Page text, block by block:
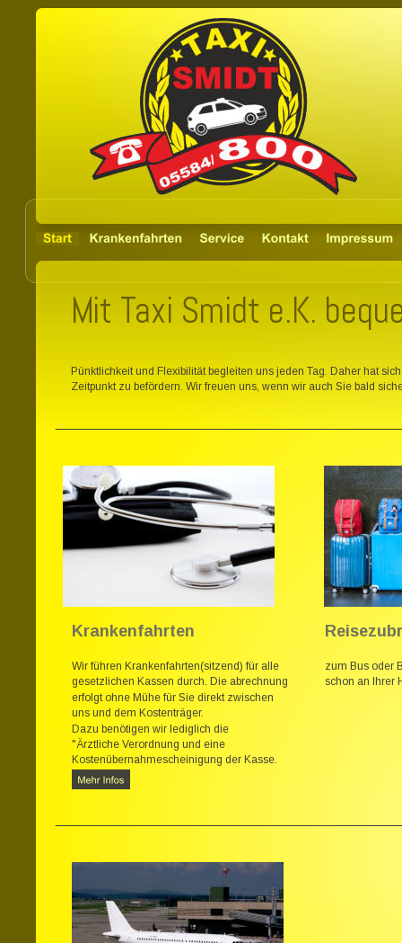
Mit Taxi Smidt e.K.
Pünktlichkeit und Flexibilität begleiten uns jeden Tag. Daher hat
Zeitpunkt zu befördern. Wir freuen uns, wenn wir auch Sie bald
Krankenfahrten
Wir führen Krankenfahrten(sitzend) für alle
gesetzlichen Kassen durch. Die abrechnung
erfolgt ohne Mühe für Sie direkt zwischen
uns und dem Kostenträger.
Dazu benötigen wir lediglich die
"Ärztliche Verordnung und eine
Kostenübernahmescheinigung der Kasse.
zum Bus oder
schon an Ihrer